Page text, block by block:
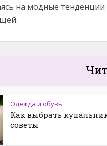
на модные
Одежда и обувь
Как выбрать
советы